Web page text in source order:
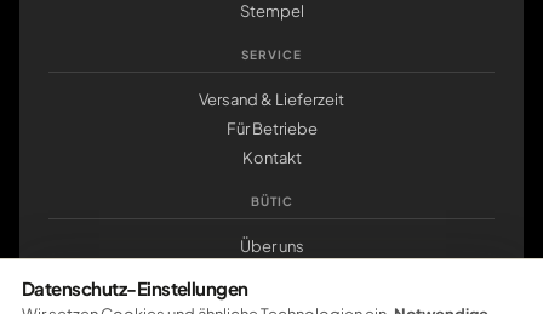
Stempel
SERVICE
Versand & Lieferzeit
Für Betriebe
Kontakt
BÜTIC
Über uns
klemmbrett.de
Datenschutz-Einstellungen